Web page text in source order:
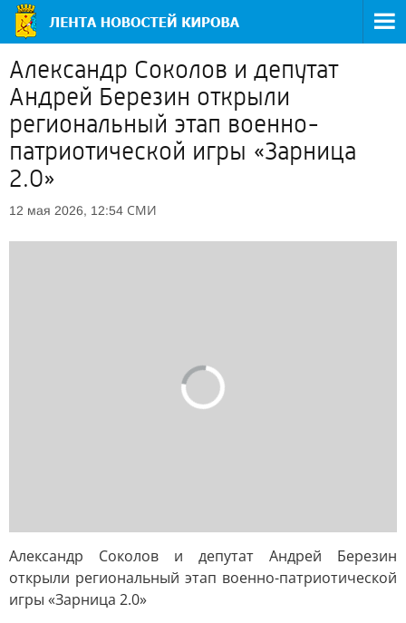
Александр Соколов и депутат
Андрей Березин открыли
региональный этап военно-
патриотической игры «Зарница
2.0»
12 мая 2026, 12:54 СМИ
Александр Соколов и депутат Андрей Березин
открыли региональный этап военно-патриотической
игры «Зарница 2.0»